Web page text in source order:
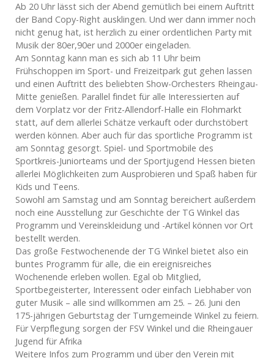
Ab 20 Uhr lässt sich der Abend gemütlich bei einem Auftritt
der Band Copy-Right ausklingen. Und wer dann immer noch
nicht genug hat, ist herzlich zu einer ordentlichen Party mit
Musik der 80er,90er und 2000er eingeladen.
Am Sonntag kann man es sich ab 11 Uhr beim
Frühschoppen im Sport- und Freizeitpark gut gehen lassen
und einen Auftritt des beliebten Show-Orchesters Rheingau-
Mitte genießen. Parallel findet für alle Interessierten auf
dem Vorplatz vor der Fritz-Allendorf-Halle ein Flohmarkt
statt, auf dem allerlei Schätze verkauft oder durchstöbert
werden können. Aber auch für das sportliche Programm ist
am Sonntag gesorgt. Spiel- und Sportmobile des
Sportkreis-Juniorteams und der Sportjugend Hessen bieten
allerlei Möglichkeiten zum Ausprobieren und Spaß haben für
Kids und Teens.
Sowohl am Samstag und am Sonntag bereichert außerdem
noch eine Ausstellung zur Geschichte der TG Winkel das
Programm und Vereinskleidung und -Artikel können vor Ort
bestellt werden.
Das große Festwochenende der TG Winkel bietet also ein
buntes Programm für alle, die ein ereignisreiches
Wochenende erleben wollen. Egal ob Mitglied,
Sportbegeisterter, Interessent oder einfach Liebhaber von
guter Musik – alle sind willkommen am 25. – 26. Juni den
175-jährigen Geburtstag der Turngemeinde Winkel zu feiern.
Für Verpflegung sorgen der FSV Winkel und die Rheingauer
Jugend für Afrika
Weitere Infos zum Programm und über den Verein mit